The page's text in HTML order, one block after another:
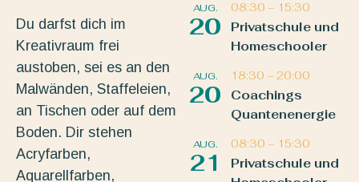
Du darfst dich im
Kreativraum frei
austoben, sei es an den
Malwänden, Staffeleien,
an Tischen oder auf dem
Boden. Dir stehen
Acryfarben,
Aquarellfarben,
AUG.
20
08:30 – 15:30
Privatschule und
Homeschooler
AUG.
20
18:30 – 20:00
Coachings
Quantenenergie
AUG.
21
08:30 – 15:30
Privatschule und